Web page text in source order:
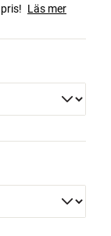
Läs mer